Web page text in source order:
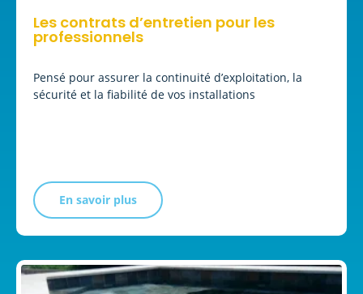
Les contrats d’entretien pour les
professionnels
Pensé pour assurer la continuité d’exploitation, la
sécurité et la fiabilité de vos installations
En savoir plus